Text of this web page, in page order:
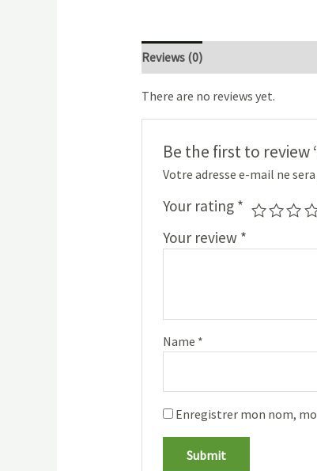
Reviews (0)
There are no reviews yet.
Be the first to review
Votre adresse e-mail ne
Your rating *
Your review *
Name *
Enregistrer mon nom,